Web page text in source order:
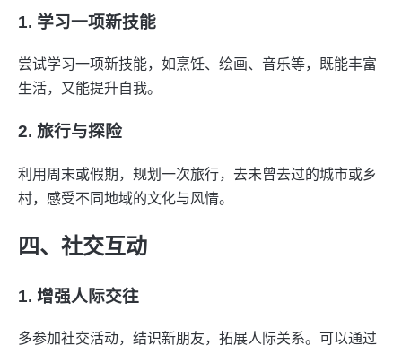
1. 学习一项新技能
尝试学习一项新技能，如烹饪、绘画、音乐等，既能丰富
生活，又能提升自我。
2. 旅行与探险
利用周末或假期，规划一次旅行，去未曾去过的城市或乡
村，感受不同地域的文化与风情。
四、社交互动
1. 增强人际交往
多参加社交活动，结识新朋友，拓展人际关系。可以通过